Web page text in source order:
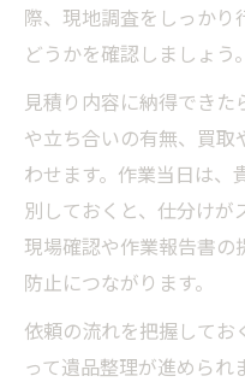
際、現地調査をしっか
どうかを確認しましょう。
見積り内容に納得でき
や立ち合いの有無、買
わせます。作業当日は、
別しておくと、仕分けが
現場確認や作業報告書の
防止につながります。
依頼の流れを把握してお
って遺品整理が進められ